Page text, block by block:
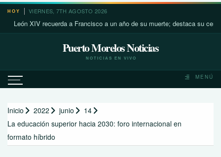
Saltar
contenido
HOY VIERNES, 7TH AGOSTO 2026
XIV recuerda a Francisco a un año de su muerte; destaca su cercanía
Puerto Morelos Noticias
NOTICIAS EN VIVO
MENÚ
Inicio 2022 junio
14
La educación superior hacia 2030: foro internacional en
formato híbrido